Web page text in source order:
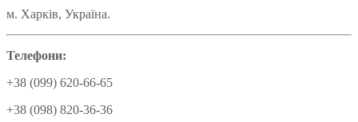
м. Харків, Україна.
Телефони:
+38 (099) 620-66-65
+38 (098) 820-36-36